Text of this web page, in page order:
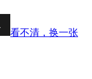
看不清，换一张